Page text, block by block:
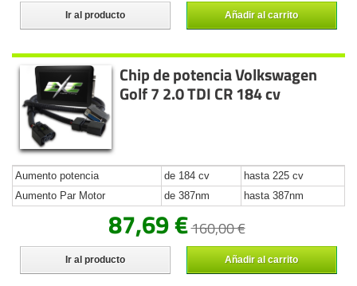
Ir al producto Añadir al carrito
Chip de potencia Volkswagen
Golf 7 2.0 TDI CR 184 cv
Aumento potencia de 184 cv
hasta 225 cv
Aumento Par Motor
de 387nm hasta 387nm
87,69 €160,00 €
Ir al producto Añadir al carrito